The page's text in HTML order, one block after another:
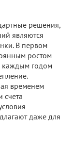
решения,
являются
В первом
ростом
каждым годом
временем
счета
даже для